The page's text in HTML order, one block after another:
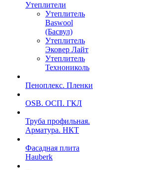
Утеплители
Утеплитель
Baswool
(Басвул)
Утеплитель
Эковер Лайт
Утеплитель
Технониколь
Пеноплекс. Пленки
OSB. ОСП. ГКЛ
Труба профильная.
Арматура. НКТ
Фасадная плита
Hauberk